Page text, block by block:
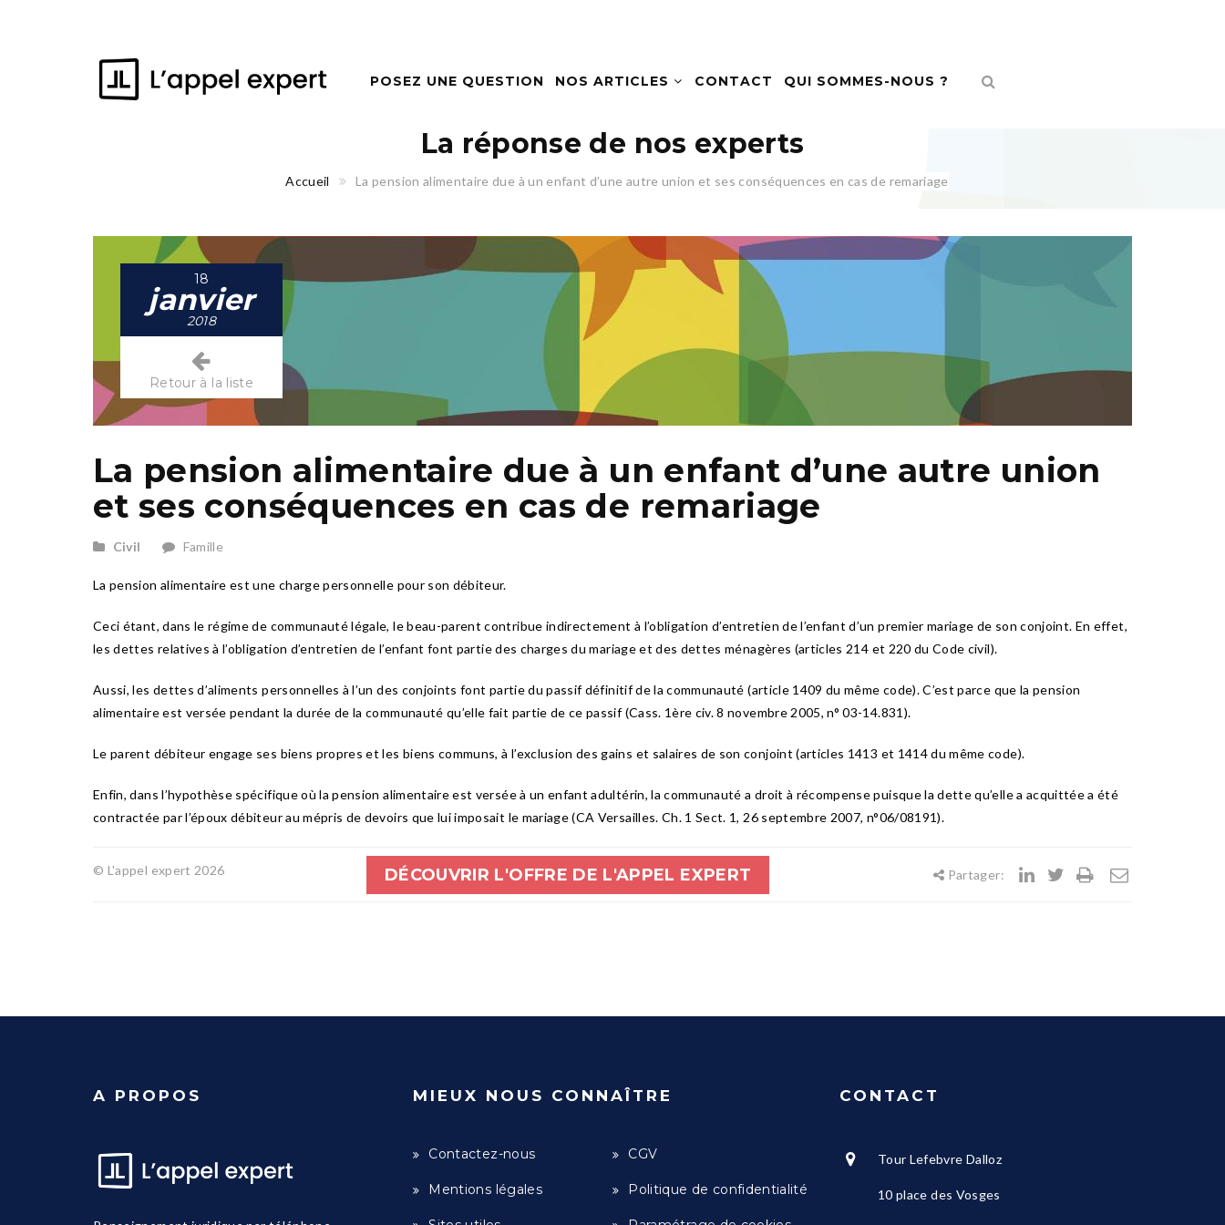
POSEZ UNE QUESTION NOS ARTICLES CONTACT QUI SOMMES-NOUS ?
La réponse de nos experts
Accueil La pension alimentaire due à un enfant d’une autre union et ses conséquences en cas de remariage
18
janvier
2018
Retour à la liste
La pension alimentaire due à un enfant d’une autre union
et ses conséquences en cas de remariage
Civil Famille
La pension alimentaire est une charge personnelle pour son débiteur.
Ceci étant, dans le régime de communauté légale, le beau-parent contribue indirectement à l’obligation d’entretien de l’enfant d’un premier mariage de son conjoint. En effet,
les dettes relatives à l’obligation d’entretien de l’enfant font partie des charges du mariage et des dettes ménagères (articles 214 et 220 du Code civil).
Aussi, les dettes d’aliments personnelles à l’un des conjoints font partie du passif définitif de la communauté (article 1409 du même code). C’est parce que la pension
alimentaire est versée pendant la durée de la communauté qu’elle fait partie de ce passif (Cass. 1ère civ. 8 novembre 2005, n° 03-14.831).
Le parent débiteur engage ses biens propres et les biens communs, à l’exclusion des gains et salaires de son conjoint (articles 1413 et 1414 du même code).
Enfin, dans l’hypothèse spécifique où la pension alimentaire est versée à un enfant adultérin, la communauté a droit à récompense puisque la dette qu’elle a acquittée a été
contractée par l’époux débiteur au mépris de devoirs que lui imposait le mariage (CA Versailles. Ch. 1 Sect. 1, 26 septembre 2007, n°06/08191).
© L'appel expert 2026 Partager:
DÉCOUVRIR L'OFFRE DE L'APPEL EXPERT
A PROPOS MIEUX NOUS CONNAÎTRE
Contactez-nous CGV
Mentions légales Politique de confidentialité
CONTACT
Tour Lefebvre Dalloz
10 place des Vosges